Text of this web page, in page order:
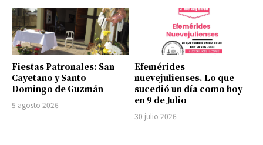
Fiestas Patronales: San
Cayetano y Santo
Domingo de Guzmán
5 agosto 2026
Efemérides
nuevejulienses. Lo que
sucedió un día como hoy
en 9 de Julio
30 julio 2026